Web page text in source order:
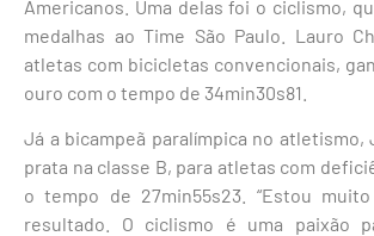
Americanos. Uma delas foi o ciclismo,
medalhas ao Time São Paulo. Lauro
atletas com bicicletas convencionais,
ouro com o tempo de 34min30s81.
Já a bicampeã paralímpica no atletismo,
prata na classe B, para atletas com
o tempo de 27min55s23. “Estou
resultado. O ciclismo é uma paixão